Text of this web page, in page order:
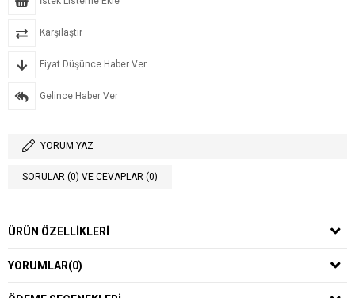
Karşılaştır
Fiyat Düşünce Haber Ver
Gelince Haber Ver
YORUM YAZ
SORULAR (0) VE CEVAPLAR (0)
ÜRÜN ÖZELLIKLERI
YORUMLAR(0)